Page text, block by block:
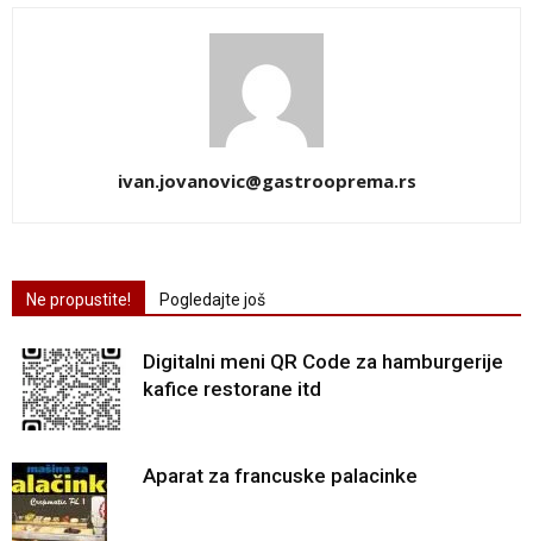
ivan.jovanovic@gastrooprema.rs
Ne propustite! Pogledajte još
Digitalni meni QR Code za hamburgerije
kafice restorane itd
Aparat za francuske palacinke